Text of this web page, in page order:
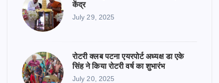
केंद्र
July 29, 2025
रोटरी क्लब पटना एयरपोर्ट अध्यक्ष डा एके
सिंह ने किया रोटरी वर्ष का शुभारंभ
July 20, 2025